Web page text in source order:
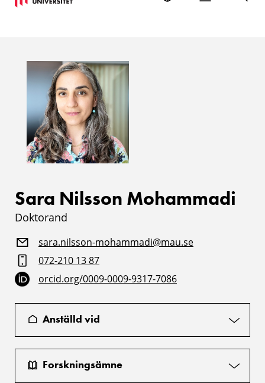
Sara Nilsson Mohammadi
Doktorand
sara.nilsson-mohammadi@mau.se
072-210 13 87
orcid.org/0009-0009-9317-7086
Anställd vid
Forskningsämne